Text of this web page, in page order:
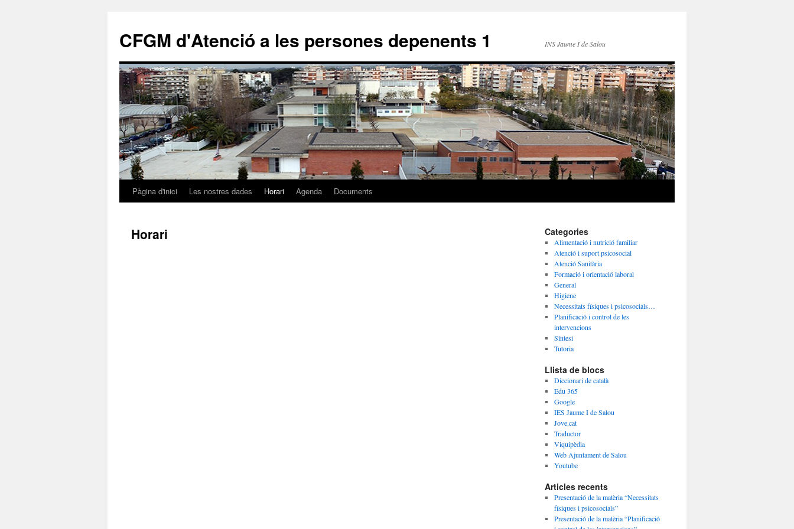
CFGM d'Atenció a les persones depenents 1 INS Jaume I de Salou
Vés
contingut
Pàgina d'inici Les nostres dades Horari Agenda Documents
Horari Categories
Alimentació i nutrició familiar
Atenció i suport psicosocial
Atenció Sanitària
Formació i orientació laboral
General
Higiene
Necessitats físiques i psicosocials…
Planificació i control de les
intervencions
Síntesi
Tutoria
Llista de blocs
Diccionari de català
Edu 365
Google
IES Jaume I de Salou
Jove.cat
Traductor
Viquipèdia
Web Ajuntament de Salou
Youtube
Articles recents
Presentació de la matèria “Necessitats
físiques i psicosocials”
Presentació de la matèria “Planificació